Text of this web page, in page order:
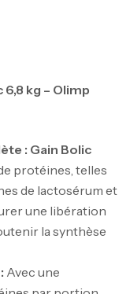
kg – Olimp
: Gain Bolic
protéines, telles
de lactosérum et
une libération
la synthèse
Avec une